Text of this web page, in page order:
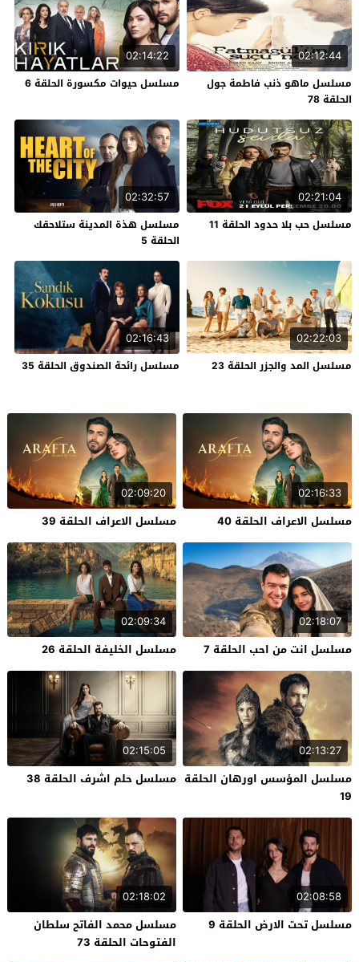
02:12:44
مسلسل ماهو ذنب فاطمة جول
الحلقة 78
02:14:22
مسلسل حيوات مكسورة الحلقة 6
02:21:04
مسلسل حب بلا حدود الحلقة 11
02:32:57
مسلسل هذة المدينة ستلاحقك
الحلقة 5
02:22:03
مسلسل المد والجزر الحلقة 23
02:16:43
مسلسل رائحة الصندوق الحلقة 35
02:16:33
مسلسل الاعراف الحلقة 40
02:09:20
مسلسل الاعراف الحلقة 39
02:18:07
مسلسل انت من احب الحلقة 7
02:09:34
مسلسل الخليفة الحلقة 26
02:13:27
مسلسل المؤسس اورهان الحلقة
19
02:15:05
مسلسل حلم اشرف الحلقة 38
02:08:58
مسلسل تحت الارض الحلقة 9
02:18:02
مسلسل محمد الفاتح سلطان
الفتوحات الحلقة 73